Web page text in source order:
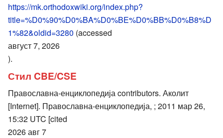
https://mk.orthodoxwiki.org/index.php?
title=%D0%90%D0%BA%D0%BE%D0%BB%D0%B8%D
1%82&oldid=3280 (accessed
август 7, 2026
).
Стил CBE/CSE
Православна-енциклопедија contributors. Аколит
[Internet]. Православна-енциклопедија, ; 2011 мар 26,
15:32 UTC [cited
2026 авг 7